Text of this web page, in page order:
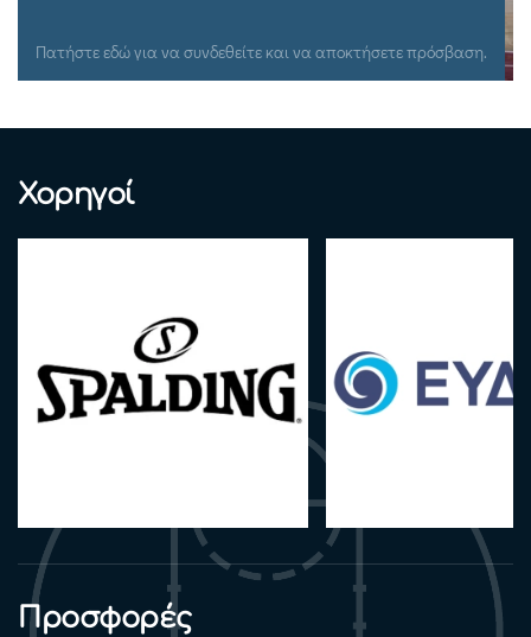
Πατήστε εδώ για να συνδεθείτε και να αποκτήσετε πρόσβαση.
Χορηγοί
Προσφορές